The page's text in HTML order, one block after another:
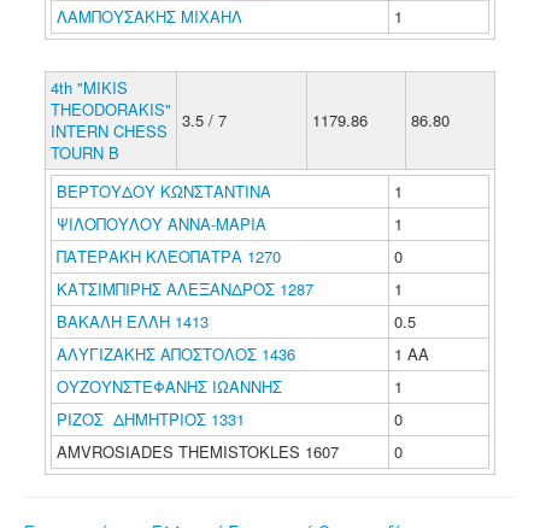
ΛΑΜΠΟΥΣΑΚΗΣ ΜΙΧΑΗΛ
1
4th "MIKIS
THEODORAKIS"
INTERN CHESS
TOURN B
3.5 / 7 1179.86 86.80
ΒΕΡΤΟΥΔΟΥ ΚΩΝΣΤΑΝΤΙΝΑ
1
ΨΙΛΟΠΟΥΛΟΥ ΑΝΝΑ-ΜΑΡΙΑ
1
ΠΑΤΕΡΑΚΗ ΚΛΕΟΠΑΤΡΑ 1270
0
ΚΑΤΣΙΜΠΙΡΗΣ ΑΛΕΞΑΝΔΡΟΣ 1287
1
ΒΑΚΑΛΗ ΕΛΛΗ 1413
0.5
ΑΛΥΓΙΖΑΚΗΣ ΑΠΟΣΤΟΛΟΣ 1436
1 ΑΑ
ΟΥΖΟΥΝΣΤΕΦΑΝΗΣ ΙΩΑΝΝΗΣ
1
ΡΙΖΟΣ ΔΗΜΗΤΡΙΟΣ 1331
0
AMVROSIADES THEMISTOKLES 1607
0